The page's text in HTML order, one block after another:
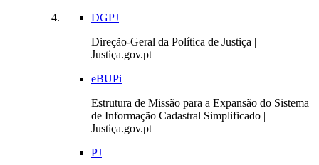
DGPJ
Direção-Geral da Política de Justiça |
Justiça.gov.pt
eBUPi
Estrutura de Missão para a Expansão do Sistema
de Informação Cadastral Simplificado |
Justiça.gov.pt
PJ